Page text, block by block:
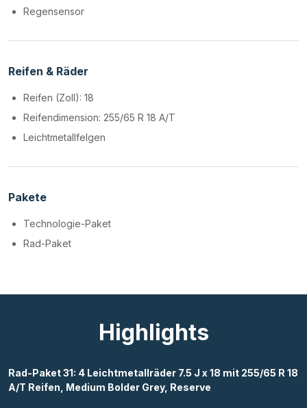
Regensensor
Reifen & Räder
Reifen (Zoll): 18
Reifendimension: 255/65 R 18 A/T
Leichtmetallfelgen
Pakete
Technologie-Paket
Rad-Paket
Highlights
Rad-Paket 31: 4 Leichtmetallräder 7.5 J x 18 mit 255/65 R 18
A/T Reifen, Medium Bolder Grey, Reserve